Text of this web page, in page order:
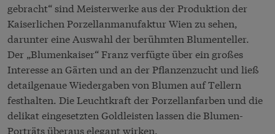
gebracht“ sind Meisterwerke aus der Produktion der
Kaiserlichen Porzellanmanufaktur Wien zu sehen,
darunter eine Auswahl der berühmten Blumenteller.
Der „Blumenkaiser“ Franz verfügte über ein großes
Interesse an Gärten und an der Pflanzenzucht und ließ
detailgenaue Wiedergaben von Blumen auf Tellern
festhalten. Die Leuchtkraft der Porzellanfarben und die
delikat eingesetzten Goldleisten lassen die Blumen-
Porträts überaus elegant wirken.